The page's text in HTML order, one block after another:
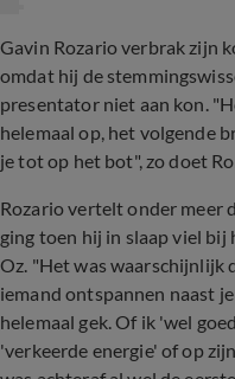
Gavin Rozario verbrak zijn
omdat hij de
presentator niet aan kon.
helemaal op, het volgende
je tot op het bot", zo doet
Rozario vertelt onder meer
ging toen hij in slaap viel
Oz. "Het was waarschijnlijk
iemand ontspannen naast
helemaal gek. Of ik 'wel
'verkeerde energie' of op